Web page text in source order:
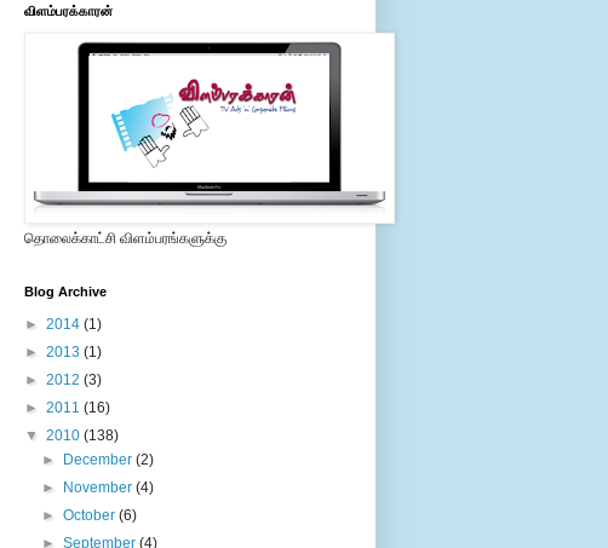
விளம்பரக்காரன்
தொலைக்காட்சி விளம்பரங்களுக்கு
Blog Archive
► 2014 (1)
► 2013 (1)
► 2012 (3)
► 2011 (16)
▼ 2010 (138)
►
December(2)
►
November(4)
►October(6)
►September(4)